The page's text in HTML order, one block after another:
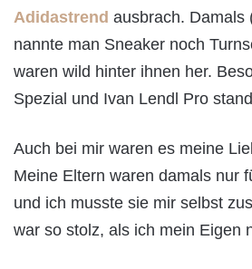
Adidastrend ausbrach. Damals
nannte man Sneaker noch
waren wild hinter ihnen her.
Spezial und Ivan Lendl Pro
Auch bei mir waren es meine
Meine Eltern waren damals nur
und ich musste sie mir selbst
war so stolz, als ich mein Eigen